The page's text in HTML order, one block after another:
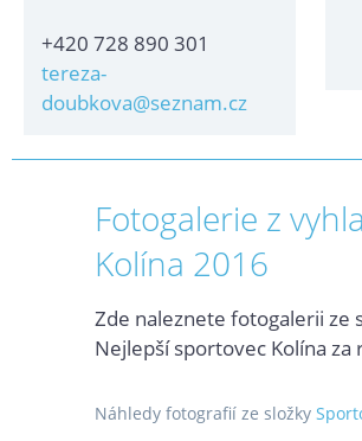
+420 728 890 301
tereza-
doubkova@seznam.cz
Fotogalerie z
Kolína 2016
Zde naleznete fotogalerii ze
Nejlepší sportovec Kolína za
Náhledy fotografií ze složky